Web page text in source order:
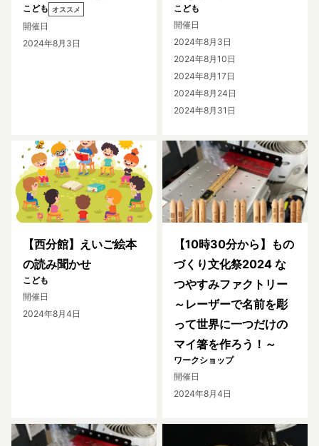
こども オススメ
開催日
2024年8月3日
こども
開催日
2024年8月3日
2024年8月10日
2024年8月17日
2024年8月24日
2024年8月31日
【西分館】えいご絵本
の読み聞かせ
こども
開催日
2024年8月4日
【10時30分から】もの
づくり文化祭2024 な
つやすみファクトリー
～レーザーで名前を彫
って世界に一つだけの
マイ箸を作ろう！～
ワークショップ
開催日
2024年8月4日